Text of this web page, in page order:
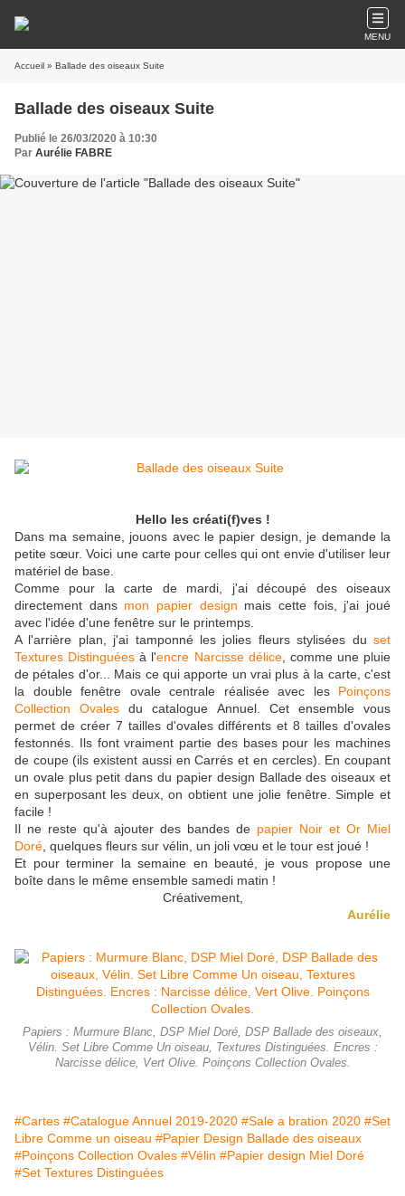
MENU
Accueil » Ballade des oiseaux Suite
Ballade des oiseaux Suite
Publié le 26/03/2020 à 10:30
Par Aurélie FABRE
Hello les créati(f)ves !
Dans ma semaine, jouons avec le papier design, je demande la
petite sœur. Voici une carte pour celles qui ont envie d'utiliser leur
matériel de base.
Comme pour la carte de mardi, j'ai découpé des oiseaux
directement dans mon papier design mais cette fois, j'ai joué
avec l'idée d'une fenêtre sur le printemps.
A l'arrière plan, j'ai tamponné les jolies fleurs stylisées du set
Textures Distinguées à l'encre Narcisse délice, comme une pluie
de pétales d'or... Mais ce qui apporte un vrai plus à la carte, c'est
la double fenêtre ovale centrale réalisée avec les Poinçons
Collection Ovales du catalogue Annuel. Cet ensemble vous
permet de créer 7 tailles d'ovales différents et 8 tailles d'ovales
festonnés. Ils font vraiment partie des bases pour les machines
de coupe (ils existent aussi en Carrés et en cercles). En coupant
un ovale plus petit dans du papier design Ballade des oiseaux et
en superposant les deux, on obtient une jolie fenêtre. Simple et
facile !
Il ne reste qu'à ajouter des bandes de papier Noir et Or Miel
Doré , quelques fleurs sur vélin, un joli vœu et le tour est joué !
Et pour terminer la semaine en beauté, je vous propose une
boîte dans le même ensemble samedi matin !
Créativement,
Aurélie
Papiers : Murmure Blanc, DSP Miel Doré, DSP Ballade des oiseaux,
Vélin. Set Libre Comme Un oiseau, Textures Distinguées. Encres :
Narcisse délice, Vert Olive. Poinçons Collection Ovales.
#Cartes #Catalogue Annuel 2019-2020 #Sale a bration 2020 #Set
Libre Comme un oiseau #Papier Design Ballade des oiseaux
#Poinçons Collection Ovales #Vélin #Papier design Miel Doré
#Set Textures Distinguées